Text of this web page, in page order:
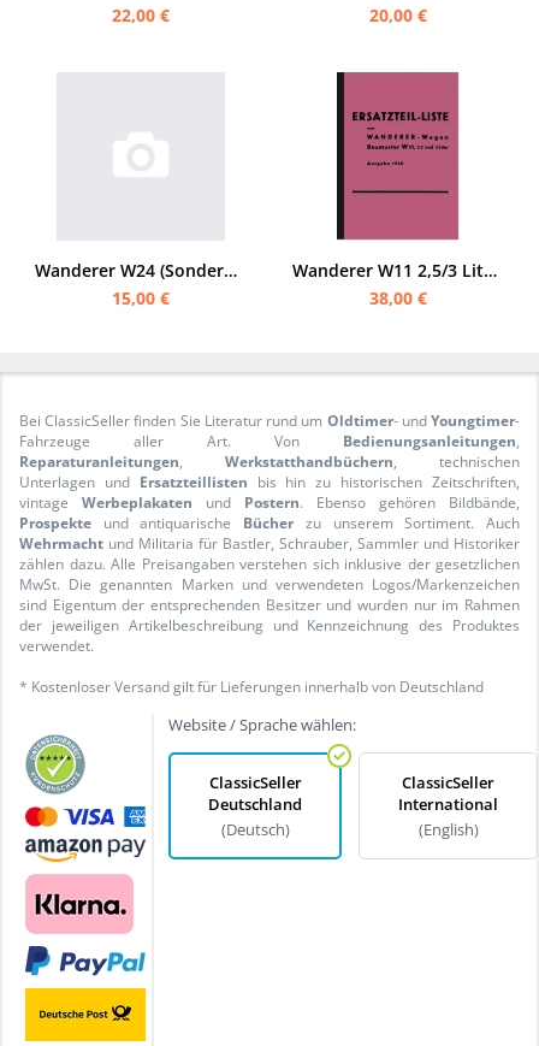
22,00 €
20,00 €
Wanderer W24 (Sonderausrüstung) Bedienungsanleitung und Ersatzteilliste HDV D 632/30a
15,00 €
Wanderer W11 2,5/3 Liter Wagen 1940 Ersatzteilliste (W 35 W 40 W 50 W 51)
38,00 €
Bei ClassicSeller finden Sie Literatur rund um Oldtimer- undYoungtimer-
Fahrzeuge aller Art. Von Bedienungsanleitungen,
Reparaturanleitungen, Werkstatthandbüchern, technischen
Unterlagen und Ersatzteillisten bis hin zu historischen Zeitschriften,
vintage Werbeplakaten und Postern. Ebenso gehören Bildbände,
Prospekte und antiquarische Bücher zu unserem Sortiment. Auch
Wehrmacht und Militaria für Bastler, Schrauber, Sammler und Historiker
zählen dazu. Alle Preisangaben verstehen sich inklusive der gesetzlichen
MwSt. Die genannten Marken und verwendeten Logos/Markenzeichen
sind Eigentum der entsprechenden Besitzer und wurden nur im Rahmen
der jeweiligen Artikelbeschreibung und Kennzeichnung des Produktes
verwendet.
* Kostenloser Versand gilt für Lieferungen innerhalb von Deutschland
Website / Sprache wählen:
ClassicSeller
Deutschland
(Deutsch)
ClassicSeller
International
(English)